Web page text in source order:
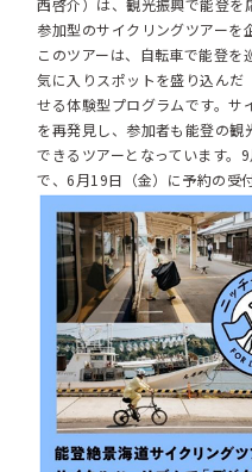
西啓介）は、観光振興で能登を
参加型のサイクリングツアーを
このツアーは、自転車で能登
気に入りスポットを盛り込んだ
せる体験型プログラムです。サ
を再発見し、参加者も能登の観
できるツアーとなっています。
で、6月19日（金）に予約の受